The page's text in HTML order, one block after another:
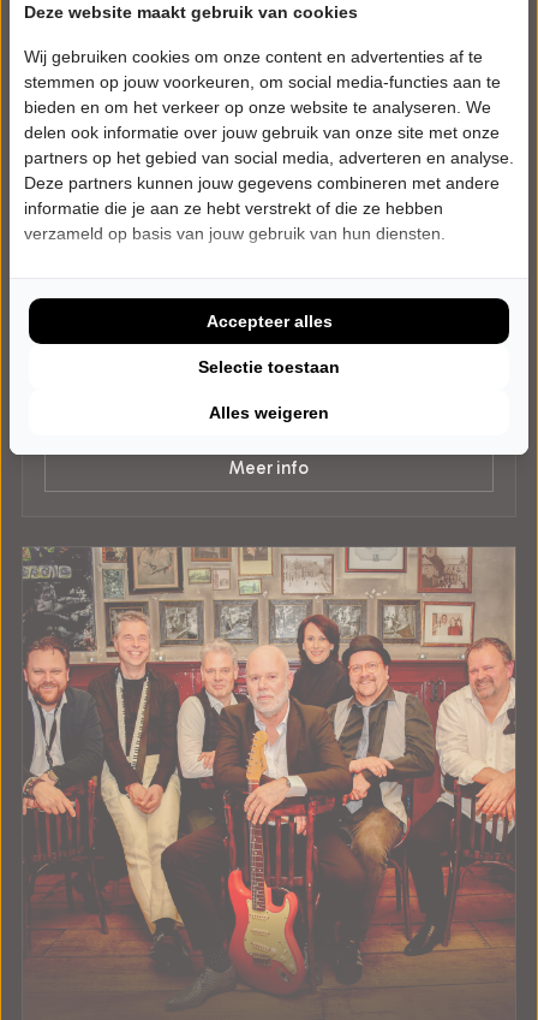
ZATERDAG 30 JANUARI 2027 • 20:00 UUR
Nog niet in de verkoop
Meer info
Deze website maakt gebruik van cookies
Wij gebruiken cookies om onze content en advertenties af te
stemmen op jouw voorkeuren, om social media-functies aan te
bieden en om het verkeer op onze website te analyseren. We
delen ook informatie over jouw gebruik van onze site met onze
partners op het gebied van social media, adverteren en analyse.
Deze partners kunnen jouw gegevens combineren met andere
informatie die je aan ze hebt verstrekt of die ze hebben
verzameld op basis van jouw gebruik van hun diensten.
Alles weigeren
Selectie toestaan
Accepteer alles